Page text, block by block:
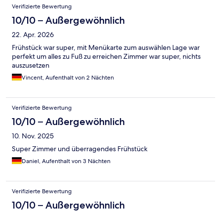
Bewertungen
Verifizierte Bewertung
10/10 – Außergewöhnlich
22. Apr. 2026
Frühstück war super, mit Menükarte zum auswählen Lage war
perfekt um alles zu Fuß zu erreichen Zimmer war super, nichts
auszusetzen
Vincent, Aufenthalt von 2 Nächten
Verifizierte Bewertung
10/10 – Außergewöhnlich
10. Nov. 2025
Super Zimmer und überragendes Frühstück
Daniel, Aufenthalt von 3 Nächten
Verifizierte Bewertung
10/10 – Außergewöhnlich